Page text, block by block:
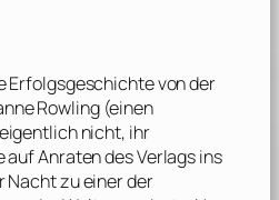
Erfolgsgeschichte von der
Rowling(einen
nicht, ihr
auf Anraten des Verlags ins
Nacht zu einer der